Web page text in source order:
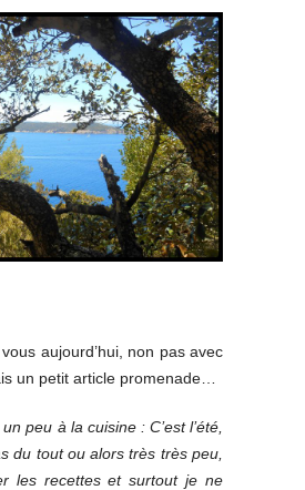
aujourd’hui, non pas avec
un petit article promenade…
peu à la cuisine : C’est l’été,
du tout ou alors très très peu,
les recettes et surtout je ne